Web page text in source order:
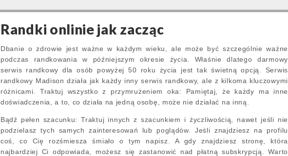
Randki onlinie jak zacząc
Dbanie o zdrowie jest ważne w każdym wieku, ale może być szczególnie ważne
podczas randkowania w późniejszym okresie życia. Właśnie dlatego darmowy
serwis randkowy dla osób powyżej 50 roku życia jest tak świetną opcją. Serwis
randkowy Madison działa jak każdy inny serwis randkowy, ale z kilkoma kluczowymi
różnicami. Traktuj wszystko z przymrużeniem oka: Pamiętaj, że każdy ma inne
doświadczenia, a to, co działa na jedną osobę, może nie działać na inną.
Bądź pełen szacunku: Traktuj innych z szacunkiem i życzliwością, nawet jeśli nie
podzielasz tych samych zainteresowań lub poglądów. Jeśli znajdziesz na profilu
coś, co Cię rozśmiesza śmiało o tym napisz. A gdy znajdziesz stronę, która
najbardziej Ci odpowiada, możesz się zastanowić nad płatną subskrypcją. Warto